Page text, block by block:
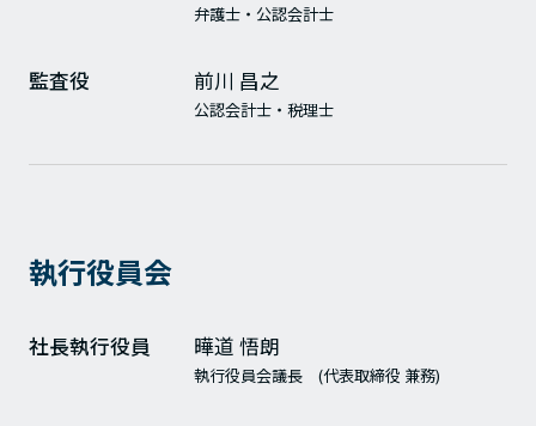
弁護士・公認会計士
監査役 前川 昌之
公認会計士・税理士
執行役員会
社長執行役員 曄道 悟朗
執行役員会議長 (代表取締役 兼務)